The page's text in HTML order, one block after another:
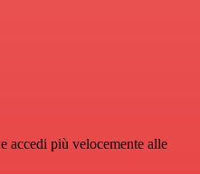
accedi più velocemente alle